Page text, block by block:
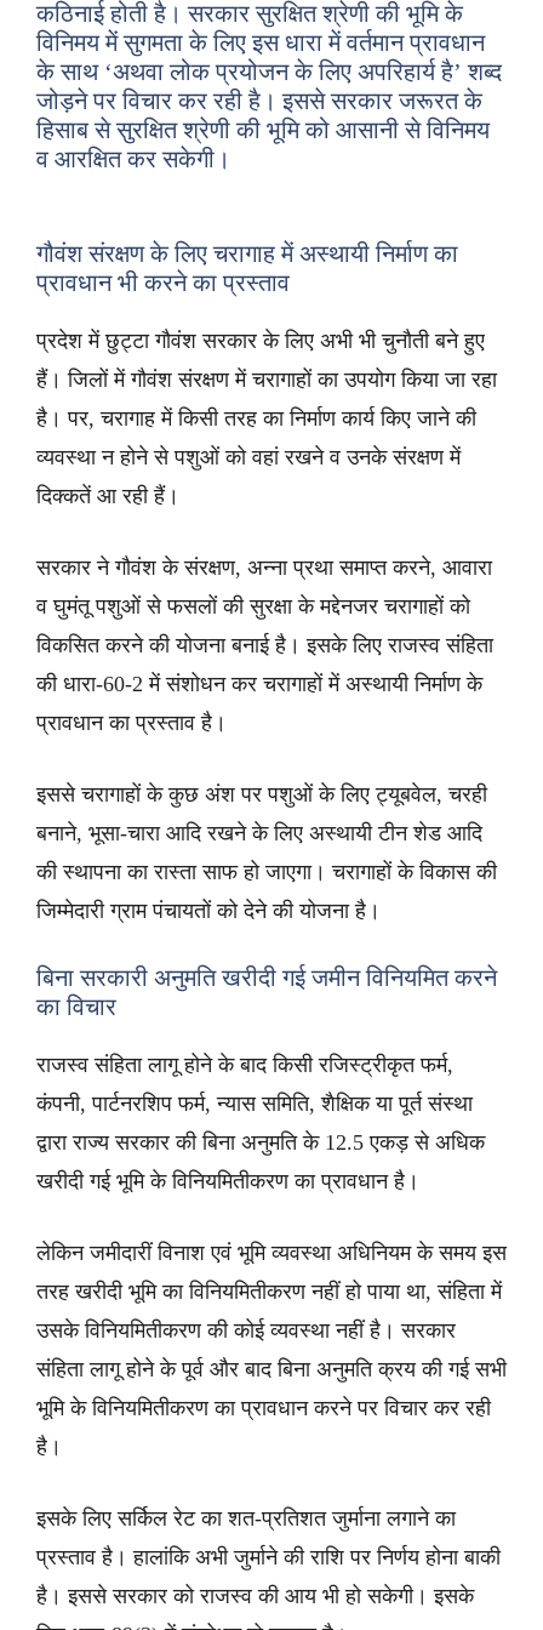
कठिनाई होती है। सरकार सुरक्षित श्रेणी की भूमि के
विनिमय में सुगमता के लिए इस धारा में वर्तमान प्रावधान
के साथ ‘अथवा लोक प्रयोजन के लिए अपरिहार्य है’ शब्द
जोड़ने पर विचार कर रही है। इससे सरकार जरूरत के
हिसाब से सुरक्षित श्रेणी की भूमि को आसानी से विनिमय
व आरक्षित कर सकेगी।
गौवंश संरक्षण के लिए चरागाह में अस्थायी निर्माण का
प्रावधान भी करने का प्रस्ताव
प्रदेश में छुट्टा गौवंश सरकार के लिए अभी भी चुनौती बने हुए
हैं। जिलों में गौवंश संरक्षण में चरागाहों का उपयोग किया जा रहा
है। पर, चरागाह में किसी तरह का निर्माण कार्य किए जाने की
व्यवस्था न होने से पशुओं को वहां रखने व उनके संरक्षण में
दिक्कतें आ रही हैं।
सरकार ने गौवंश के संरक्षण, अन्ना प्रथा समाप्त करने, आवारा
व घुमंतू पशुओं से फसलों की सुरक्षा के मद्देनजर चरागाहों को
विकसित करने की योजना बनाई है। इसके लिए राजस्व संहिता
की धारा-60-2 में संशोधन कर चरागाहों में अस्थायी निर्माण के
प्रावधान का प्रस्ताव है।
इससे चरागाहों के कुछ अंश पर पशुओं के लिए ट्यूबवेल, चरही
बनाने, भूसा-चारा आदि रखने के लिए अस्थायी टीन शेड आदि
की स्थापना का रास्ता साफ हो जाएगा। चरागाहों के विकास की
जिम्मेदारी ग्राम पंचायतों को देने की योजना है।
बिना सरकारी अनुमति खरीदी गई जमीन विनियमित करने
का विचार
राजस्व संहिता लागू होने के बाद किसी रजिस्ट्रीकृत फर्म,
कंपनी, पार्टनरशिप फर्म, न्यास समिति, शैक्षिक या पूर्त संस्था
द्वारा राज्य सरकार की बिना अनुमति के 12.5 एकड़ से अधिक
खरीदी गई भूमि के विनियमितीकरण का प्रावधान है।
लेकिन जमीदारीं विनाश एवं भूमि व्यवस्था अधिनियम के समय इस
तरह खरीदी भूमि का विनियमितीकरण नहीं हो पाया था, संहिता में
उसके विनियमितीकरण की कोई व्यवस्था नहीं है। सरकार
संहिता लागू होने के पूर्व और बाद बिना अनुमति क्रय की गई सभी
भूमि के विनियमितीकरण का प्रावधान करने पर विचार कर रही
है।
इसके लिए सर्किल रेट का शत-प्रतिशत जुर्माना लगाने का
प्रस्ताव है। हालांकि अभी जुर्माने की राशि पर निर्णय होना बाकी
है। इससे सरकार को राजस्व की आय भी हो सकेगी। इसके